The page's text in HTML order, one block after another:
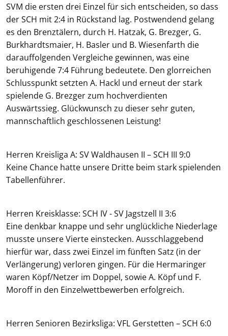
SVM die ersten drei Einzel für sich entscheiden, so dass
der SCH mit 2:4 in Rückstand lag. Postwendend gelang
es den Brenztälern, durch H. Hatzak, G. Brezger, G.
Burkhardtsmaier, H. Basler und B. Wiesenfarth die
darauffolgenden Vergleiche gewinnen, was eine
beruhigende 7:4 Führung bedeutete. Den glorreichen
Schlusspunkt setzten A. Hackl und erneut der stark
spielende G. Brezger zum hochverdienten
Auswärtssieg. Glückwunsch zu dieser sehr guten,
mannschaftlich geschlossenen Leistung!
Herren Kreisliga A: SV Waldhausen II – SCH III 9:0
Keine Chance hatte unsere Dritte beim stark spielenden
Tabellenführer.
Herren Kreisklasse: SCH IV - SV Jagstzell II 3:6
Eine denkbar knappe und sehr unglückliche Niederlage
musste unsere Vierte einstecken. Ausschlaggebend
hierfür war, dass zwei Einzel im fünften Satz (in der
Verlängerung) verloren gingen. Für die Hermaringer
waren Köpf/Netzer im Doppel, sowie A. Köpf und F.
Moroff in den Einzelwettbewerben erfolgreich.
Herren Senioren Bezirksliga: VFL Gerstetten – SCH 6:0